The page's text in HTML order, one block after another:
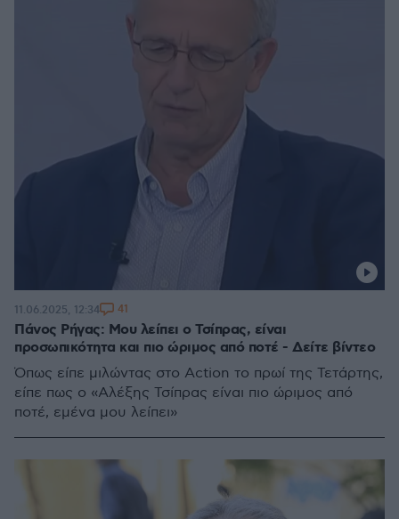
Πάνος Ρήγας: Μου λείπει ο Τσίπρας, είναι
προσωπικότητα και πιο ώριμος από ποτέ - Δείτε βίντεο
Όπως είπε μιλώντας στο Action το πρωί της Τετάρτης,
είπε πως ο «Αλέξης Τσίπρας είναι πιο ώριμος από
ποτέ, εμένα μου λείπει»
11.06.2025, 12:34 41